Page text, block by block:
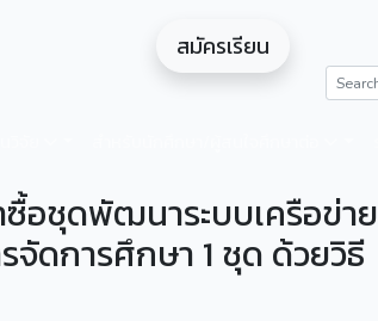
สมัครเรียน
ซื้อชุดพัฒนาระบบเครือข่าย
จัดการศึกษา 1 ชุด ด้วยวิธี